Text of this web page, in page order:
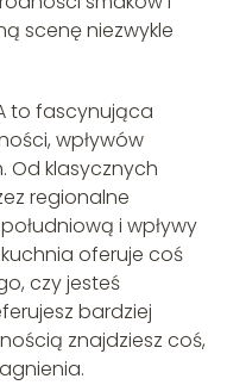
scenę niezwykle
to fascynująca
wpływów
Od klasycznych
regionalne
i wpływy
oferuje coś
czy jesteś
bardziej
znajdziesz coś,